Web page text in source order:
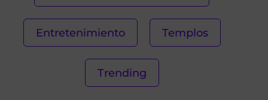
Entretenimiento Templos
Trending